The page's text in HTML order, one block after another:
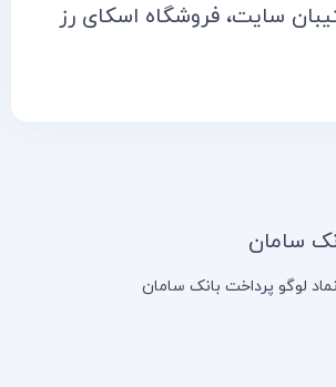
سایت، فروشگاه اسکای رز
سامان